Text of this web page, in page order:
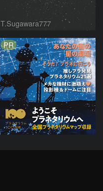
T.Sugawara777
PR